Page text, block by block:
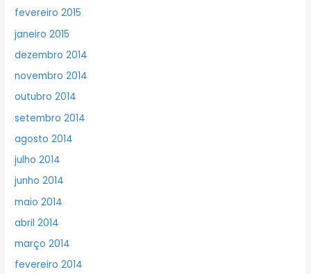
fevereiro 2015
janeiro 2015
dezembro 2014
novembro 2014
outubro 2014
setembro 2014
agosto 2014
julho 2014
junho 2014
maio 2014
abril 2014
março 2014
fevereiro 2014